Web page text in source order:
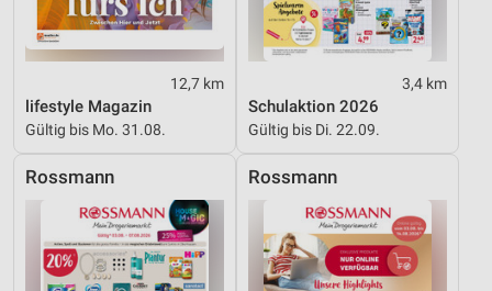
12,7 km
lifestyle Magazin
Gültig bis Mo. 31.08.
3,4 km
Schulaktion 2026
Gültig bis Di. 22.09.
Rossmann Rossmann